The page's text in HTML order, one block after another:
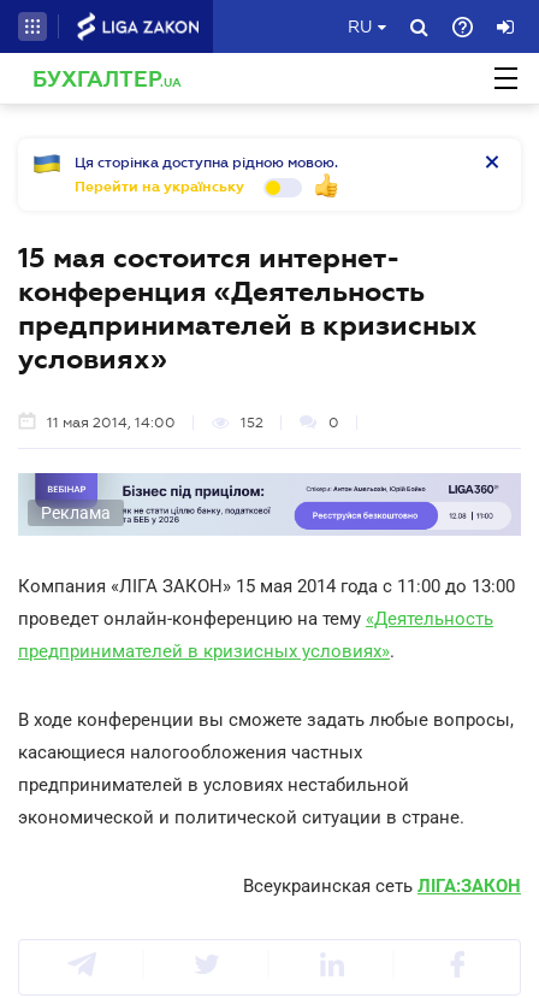
RU
БУХГАЛТЕР.UA
Ця сторінка доступна рідною мовою.
Перейти на українську
15 мая состоится интернет-
конференция «Деятельность
предпринимателей в кризисных
условиях»
11 мая 2014, 14:00 152 0
Реклама
Компания «ЛІГА ЗАКОН» 15 мая 2014 года с 11:00 до 13:00
проведет онлайн-конференцию на тему «Деятельность
предпринимателей в кризисных условиях».
В ходе конференции вы сможете задать любые вопросы,
касающиеся налогообложения частных
предпринимателей в условиях нестабильной
экономической и политической ситуации в стране.
Всеукраинская сеть ЛІГА:ЗАКОН